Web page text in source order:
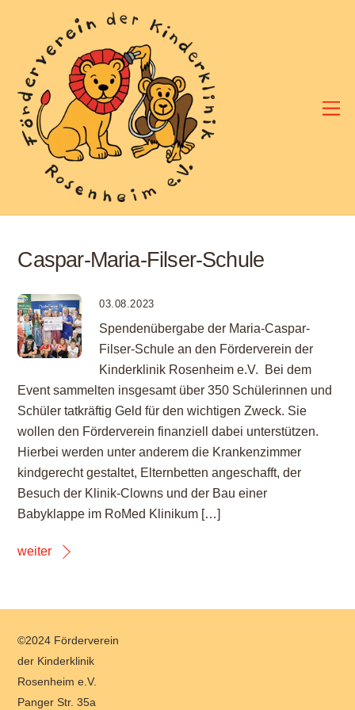
Caspar-Maria-Filser-Schule
03.08.2023
Spendenübergabe der Maria-Caspar-
Filser-Schule an den Förderverein der
Kinderklinik Rosenheim e.V. Bei dem
Event sammelten insgesamt über 350 Schülerinnen und
Schüler tatkräftig Geld für den wichtigen Zweck. Sie
wollen den Förderverein finanziell dabei unterstützen.
Hierbei werden unter anderem die Krankenzimmer
kindgerecht gestaltet, Elternbetten angeschafft, der
Besuch der Klinik-Clowns und der Bau einer
Babyklappe im RoMed Klinikum […]
weiter
To
Top
©2024 Förderverein
der Kinderklinik
Rosenheim e.V.
Panger Str. 35a